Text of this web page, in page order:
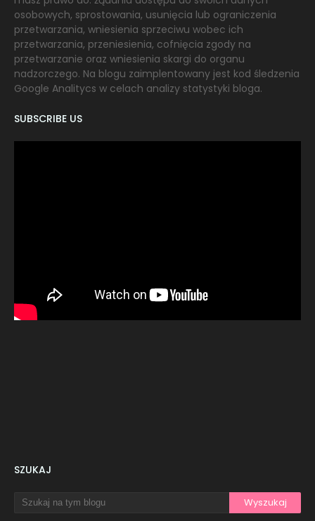
osobowych, sprostowania, usunięcia lub ograniczenia
przetwarzania, wniesienia sprzeciwu wobec ich
przetwarzania, przeniesienia, cofnięcia zgody na
przetwarzanie oraz wniesienia skargi do organu
nadzorczego. Na blogu zaimplentowany jest kod śledzenia
Google Analitycs w celach analizy statystyki bloga.
SUBSCRIBE US
SZUKAJ